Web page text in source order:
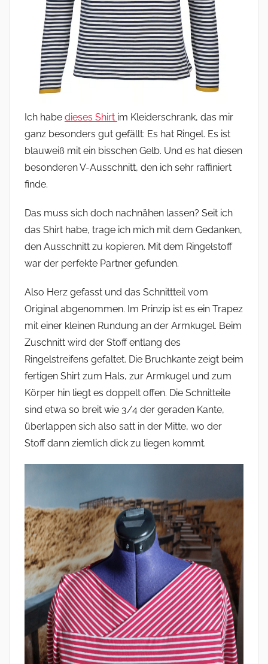
Ich habe dieses Shirt im Kleiderschrank, das mir
ganz besonders gut gefällt: Es hat Ringel. Es ist
blauweiß mit ein bisschen Gelb. Und es hat diesen
besonderen V-Ausschnitt, den ich sehr raffiniert
finde.
Das muss sich doch nachnähen lassen? Seit ich
das Shirt habe, trage ich mich mit dem Gedanken,
den Ausschnitt zu kopieren. Mit dem Ringelstoff
war der perfekte Partner gefunden.
Also Herz gefasst und das Schnittteil vom
Original abgenommen. Im Prinzip ist es ein Trapez
mit einer kleinen Rundung an der Armkugel. Beim
Zuschnitt wird der Stoff entlang des
Ringelstreifens gefaltet. Die Bruchkante zeigt beim
fertigen Shirt zum Hals, zur Armkugel und zum
Körper hin liegt es doppelt offen. Die Schnitteile
sind etwa so breit wie 3/4 der geraden Kante,
überlappen sich also satt in der Mitte, wo der
Stoff dann ziemlich dick zu liegen kommt.